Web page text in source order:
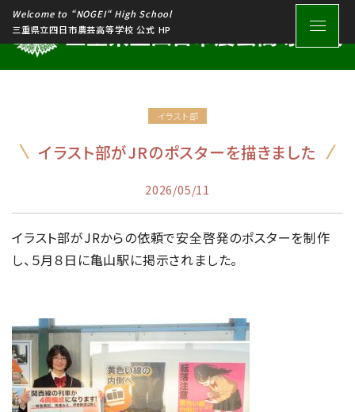
Welcome to “NOGEI“ High School
三重県立四日市農芸高等学校 公式 HP
イラスト部
イラスト部がJRのポスターを描きました
2026/05/11
イラスト部がJRからの依頼で安全啓発のポスターを制作
し、５月８日に亀山駅に掲示されました。